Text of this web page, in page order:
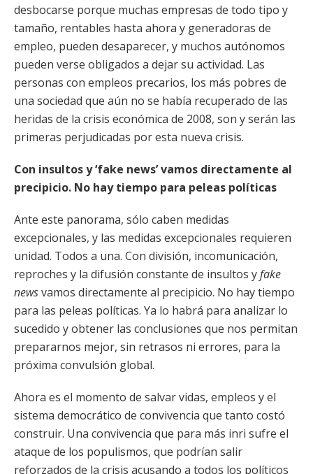
desbocarse porque muchas empresas de todo tipo y
tamaño, rentables hasta ahora y generadoras de
empleo, pueden desaparecer, y muchos autónomos
pueden verse obligados a dejar su actividad. Las
personas con empleos precarios, los más pobres de
una sociedad que aún no se había recuperado de las
heridas de la crisis económica de 2008, son y serán las
primeras perjudicadas por esta nueva crisis.
Con insultos y ‘fake news’ vamos directamente al
precipicio. No hay tiempo para peleas políticas
Ante este panorama, sólo caben medidas
excepcionales, y las medidas excepcionales requieren
unidad. Todos a una. Con división, incomunicación,
reproches y la difusión constante de insultos yfake
newsvamos directamente al precipicio. No hay tiempo
para las peleas políticas. Ya lo habrá para analizar lo
sucedido y obtener las conclusiones que nos permitan
prepararnos mejor, sin retrasos ni errores, para la
próxima convulsión global.
Ahora es el momento de salvar vidas, empleos y el
sistema democrático de convivencia que tanto costó
construir. Una convivencia que para más inri sufre el
ataque de los populismos, que podrían salir
reforzados de la crisis acusando a todos los políticos